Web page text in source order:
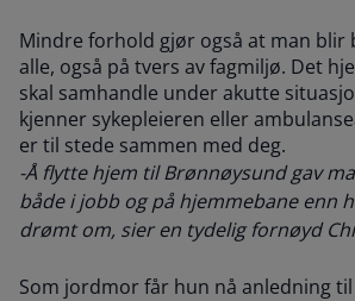
Mindre forhold gjør også at man blir
alle, også på tvers av fagmiljø. Det
skal samhandle under akutte
kjenner sykepleieren eller
er til stede sammen med deg.
-Å flytte hjem til Brønnøysund gav
både i jobb og på hjemmebane enn
drømt om, sier en tydelig fornøyd
Som jordmor får hun nå anledning